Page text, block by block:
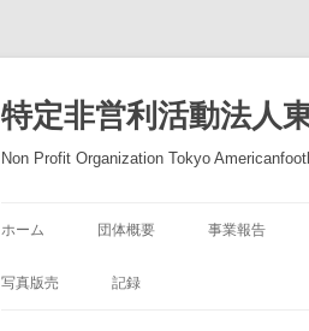
テ
ン
ツ
へ
ス
特定非営利活動法人
Non Profit Organization Tokyo
ホーム 団体概要 事業報告
写真版売 記録